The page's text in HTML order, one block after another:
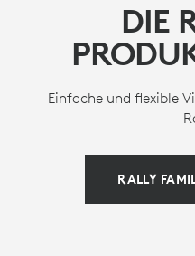
DIE
Einfache und flexible
RALLY